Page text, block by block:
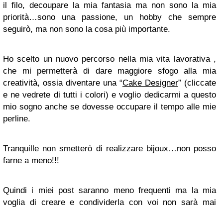
il filo, decoupare la mia fantasia ma non sono la mia
priorità…sono una passione, un hobby che sempre
seguirò, ma non sono la cosa più importante.
Ho scelto un nuovo percorso nella mia vita lavorativa ,
che mi permetterà di dare maggiore sfogo alla mia
creatività, ossia diventare una “Cake Designer” (cliccate
e ne vedrete di tutti i colori) e voglio dedicarmi a questo
mio sogno anche se dovesse occupare il tempo alle mie
perline.
Tranquille non smetterò di realizzare bijoux…non posso
farne a meno!!!
Quindi i miei post saranno meno frequenti ma la mia
voglia di creare e condividerla con voi non sarà mai